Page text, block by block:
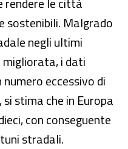
sostenibili. Malgrado
negli ultimi
i dati
eccessivo di
stima che in Europa
con conseguente
stradali.